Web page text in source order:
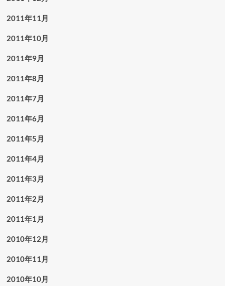
2011年11月
2011年10月
2011年9月
2011年8月
2011年7月
2011年6月
2011年5月
2011年4月
2011年3月
2011年2月
2011年1月
2010年12月
2010年11月
2010年10月